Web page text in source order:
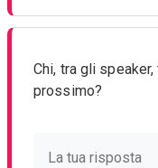
Chi, tra gli
prossimo?